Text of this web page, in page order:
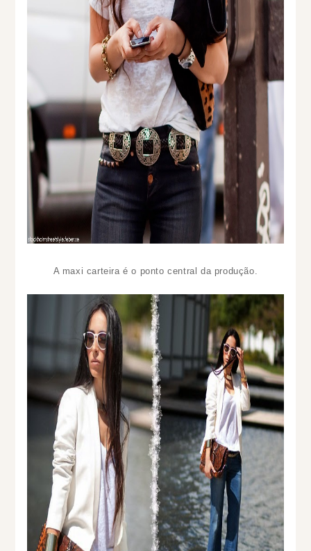
A maxi carteira é o ponto central da produção.